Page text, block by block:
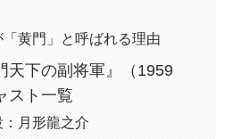
黄門」と呼ばれる理由
天下の副将軍』（1959
スト一覧
月形龍之介